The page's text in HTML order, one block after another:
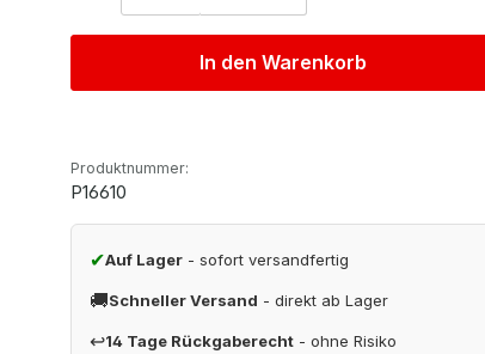
In den Warenkorb
Produktnummer:
P16610
✔Auf Lager - sofort versandfertig
🚚Schneller Versand - direkt ab Lager
↩14 Tage Rückgaberecht - ohne Risiko